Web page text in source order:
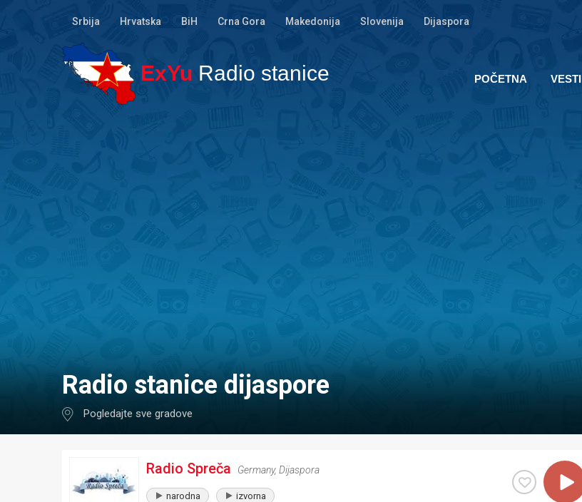
Srbija Hrvatska BiH Crna Gora Makedonija Slovenija Dijaspora
ExYu Radio stanice POČETNA VESTI
Radio stanice dijaspore
Pogledajte sve gradove
Radio Spreča Germany, Dijaspora
narodna izvorna